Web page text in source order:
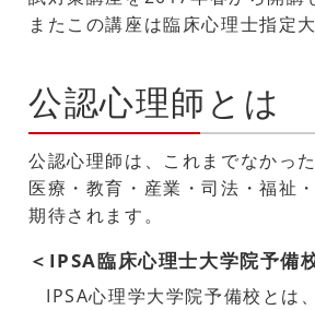
またこの講座は臨床心理士指定
公認心理師とは
公認心理師は、これまでなかっ
医療・教育・産業・司法・福祉
期待されます。
＜IPSA臨床心理士大学院予備
IPSA心理学大学院予備校とは